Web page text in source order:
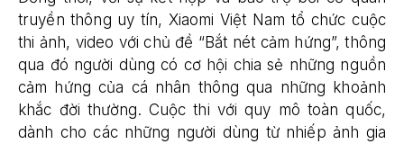
truyền thông uy tín, Xiaomi Việt Nam tổ chức cuộc
thi ảnh, video với chủ đề “Bắt nét cảm hứng”, thông
qua đó người dùng có cơ hội chia sẻ những nguồn
cảm hứng của cá nhân thông qua những khoảnh
khắc đời thường. Cuộc thi với quy mô toàn quốc,
dành cho các những người dùng từ nhiếp ảnh gia